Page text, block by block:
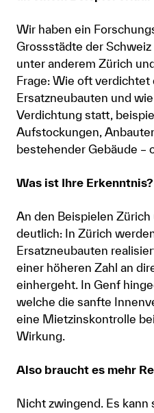
Wir haben ein
Grossstädte der
unter anderem Zürich
Frage: Wie oft
Ersatzneubauten und
Verdichtung statt,
Aufstockungen,
bestehender Gebäude –
Was ist Ihre Erkenntnis?
An den Beispielen
deutlich: In Zürich
Ersatzneubauten
einer höheren Zahl an
einhergeht. In Genf
welche die sanfte
eine Mietzinskontrolle
Wirkung.
Also braucht es mehr
Nicht zwingend. Es kann